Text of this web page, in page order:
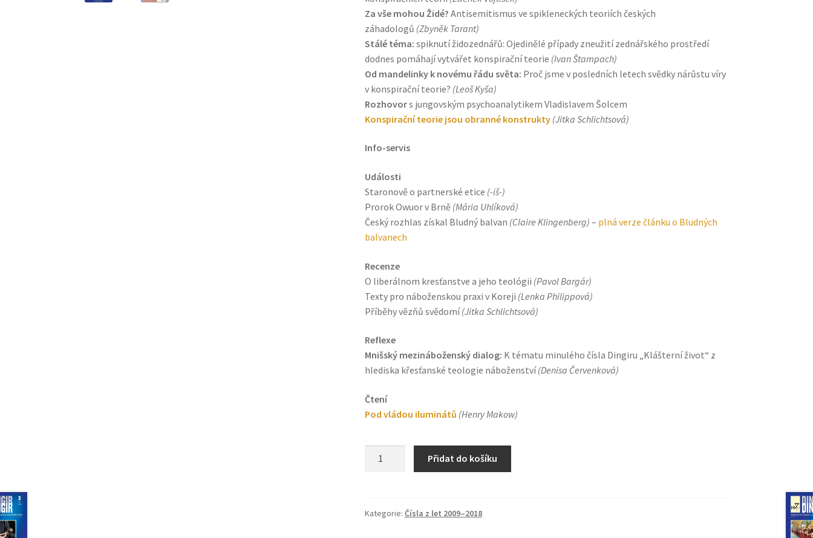
Za vše mohou Židé? Antisemitismus ve spikleneckých teoriích českých
záhadologů (Zbyněk Tarant)
Stálé téma: spiknutí židozednářů: Ojedinělé případy zneužití zednářského prostředí
dodnes pomáhají vytvářet konspirační teorie (Ivan Štampach)
Od mandelinky k novému řádu světa: Proč jsme v posledních letech svědky nárůstu víry
v konspirační teorie? (Leoš Kyša)
Rozhovors jungovským psychoanalytikem Vladislavem Šolcem
Konspirační teorie jsou obranné konstrukty (Jitka Schlichtsová)
Info-servis
Události
Staronově o partnerské etice (-iš-)
Prorok Owuor v Brně (Mária Uhlíková)
Český rozhlas získal Bludný balvan (Claire Klingenberg) – plná verze článku o Bludných
balvanech
Recenze
O liberálnom kresťanstve a jeho teológii (Pavol Bargár)
Texty pro náboženskou praxi v Koreji (Lenka Philippová)
Příběhy vězňů svědomí(Jitka Schlichtsová)
Reflexe
Mnišský mezináboženský dialog: K tématu minulého čísla Dingiru „Klášterní život“ z
hlediska křesťanské teologie náboženství(Denisa Červenková)
Čtení
Pod vládou iluminátů (Henry Makow)
a
Přidat do košíku
Kategorie: Čísla z let 2009–2018